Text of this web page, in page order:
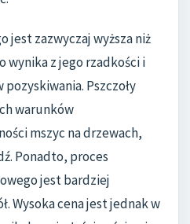
jest zazwyczaj wyższa niż
wynika z jego rzadkości i
Pszczoły
warunków
mszyc na drzewach,
Ponadto, proces
jest bardziej
Wysoka cena jest jednak w